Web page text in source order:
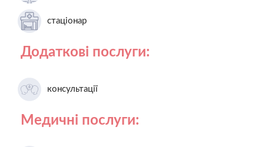
стаціонар
Додаткові послуги:
консультації
Медичні послуги: